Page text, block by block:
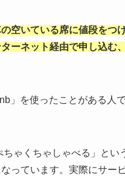
の空いている席に値段を
ーネット経由で申し込む
」を使ったことがある人
ゃくちゃしゃべる」と
っています。実際にサー